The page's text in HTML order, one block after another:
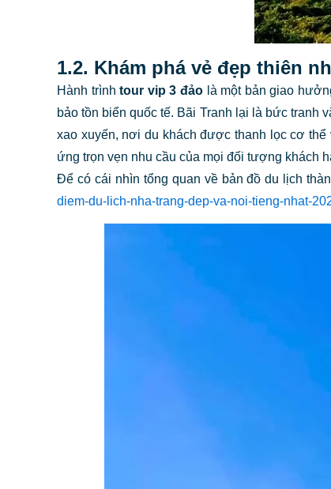
1.2. Khám phá vẻ đẹp thiên
Hành trìnhtour vip 3 đảo là một bản giao
bảo tồn biển quốc tế. Bãi Tranh lại là bức tranh
xao xuyến, nơi du khách được thanh lọc cơ
ứng trọn vẹn nhu cầu của mọi đối tượng khách
Để có cái nhìn tổng quan về bản đồ du lịch
diem-du-lich-nha-trang-dep-va-noi-tieng-nhat-